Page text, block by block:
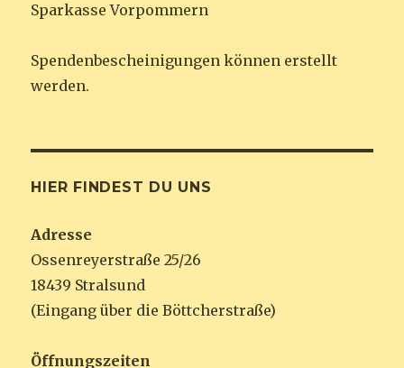
Sparkasse Vorpommern
Spendenbescheinigungen können erstellt
werden.
HIER FINDEST DU UNS
Adresse
Ossenreyerstraße 25/26
18439 Stralsund
(Eingang über die Böttcherstraße)
Öffnungszeiten